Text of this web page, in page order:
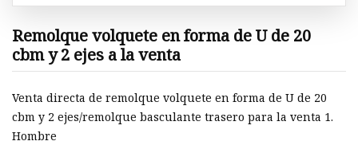
Remolque volquete en forma de U de 20
cbm y 2 ejes a la venta
Venta directa de remolque volquete en forma de U de 20
cbm y 2 ejes/remolque basculante trasero para la venta 1.
Hombre